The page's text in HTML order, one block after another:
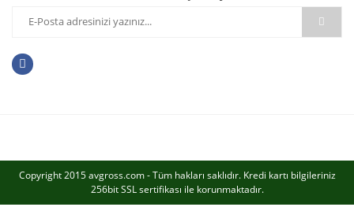
Copyright 2015 avgross.com - Tüm hakları saklıdır. Kredi kartı bilgileriniz
256bit SSL sertifikası ile korunmaktadır.